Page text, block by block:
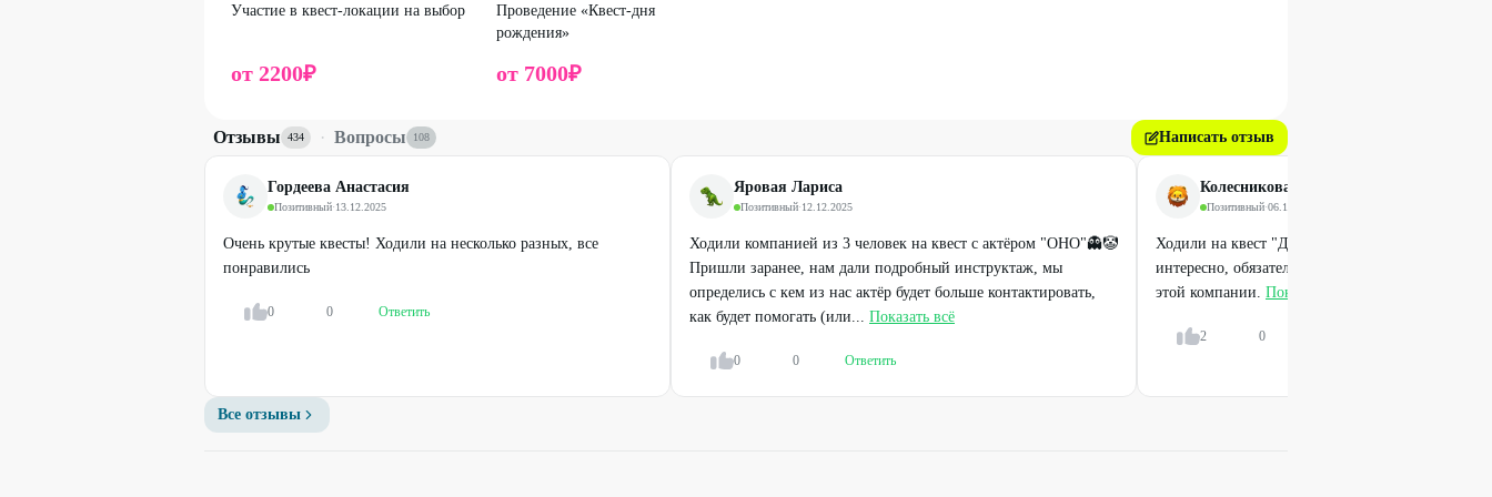
Необходимо предварительное бронирование времени на сайте или по телефону:
Обязательно предъявляйте распечатанный или электронный промокод из мобильной версии/
Стоимость оплачивается на месте.
Промокод не суммируется с другими действующими предложениями компании.
Участие в квест-локации на выбор
от 2200₽
Проведение «Квест-дня
рождения»
от 7000₽
Отзывы 434 · Вопросы 108 Написать отзыв
Гордеева Анастасия
Позитивный·13.12.2025
Очень крутые квесты! Ходили на несколько разных, все
понравились
0 0 Ответить
Яровая Лариса
Позитивный·12.12.2025
Ходили компанией из 3 человек на квест с актёром "ОНО"👻🤡
Пришли заранее, нам дали подробный инструктаж, мы
определись с кем из нас актёр будет больше контактировать,
как будет помогать (или... Показать всё
0 0 Ответить
Колесникова Юлия
Позитивный·06.12.2025
Ходили на квест "Дитя тьмы", очень
интересно, обязательно сходим ещё на какой
этой компании. Показать всё
2 0
Все отзывы